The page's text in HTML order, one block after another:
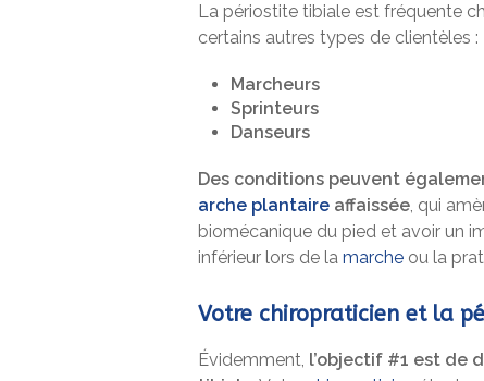
La périostite tibiale est fréquente
certains autres types de clientèles :
Marcheurs
Sprinteurs
Danseurs
Des conditions peuvent
arche plantaire affaissée, qui
biomécanique du pied et avoir un
inférieur lors de la marche ou la
Votre chiropraticien et la
Évidemment, l’objectif #1 est de